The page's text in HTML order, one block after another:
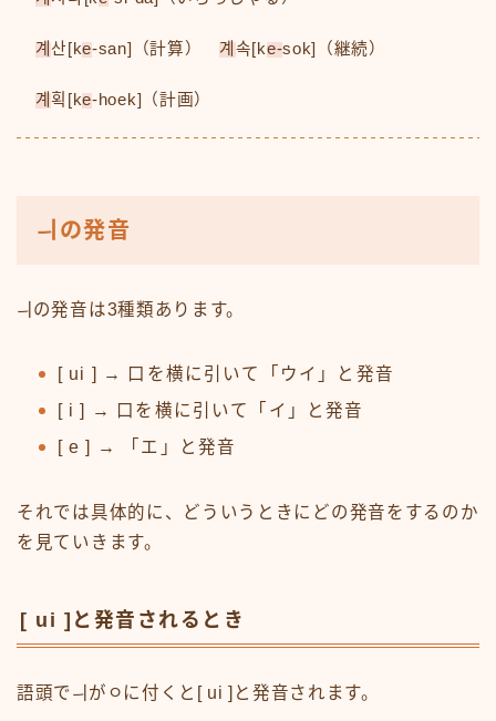
계산[ke-san]（計算）계속[ke-sok]（継続）
계획[ke-hoek]（計画）
ㅢの発音
ㅢの発音は3種類あります。
[ ui ] → 口を横に引いて「ウイ」と発音
[ i ] → 口を横に引いて「イ」と発音
[ e ] → 「エ」と発音
それでは具体的に、どういうときにどの発音をするのか
を見ていきます。
[ ui ]と発音されるとき
語頭でㅢがㅇに付くと[ ui ]と発音されます。